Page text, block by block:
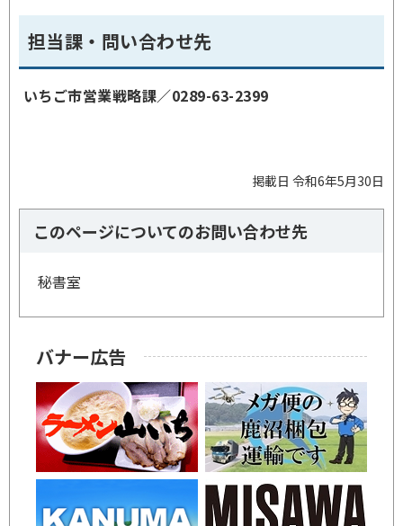
担当課・問い合わせ先
いちご市営業戦略課／0289-63-2399
掲載日 令和6年5月30日
このページについてのお問い合わせ先
秘書室
バナー広告